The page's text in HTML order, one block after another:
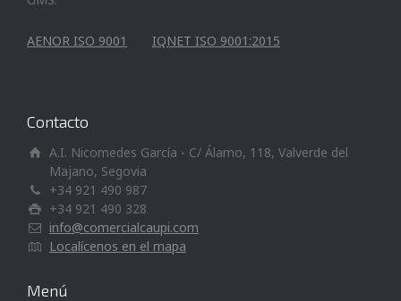
AENOR ISO 9001 IQNET ISO 9001:2015
Contacto
A.I. Nicomedes García - C/ Álamo, 118, Valverde del
Majano, Segovia
+34 921 490 987
+34 921 490 328
info@comercialcaupi.com
Localícenos en el mapa
Menú